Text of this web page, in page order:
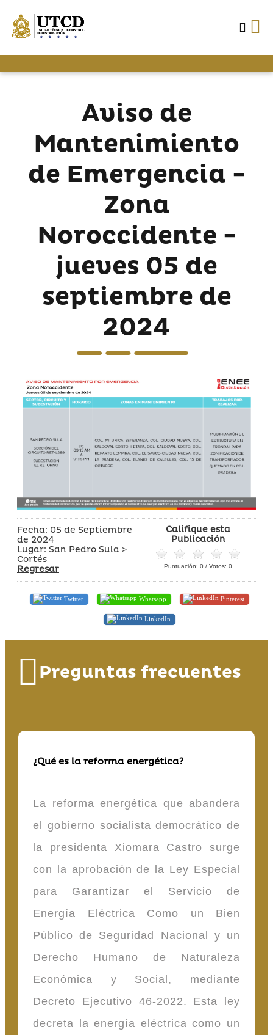
Aviso de
Mantenimiento
de Emergencia -
Zona
Noroccidente -
jueves 05 de
septiembre de
2024
Fecha: 05 de Septiembre
de 2024
Lugar: San Pedro Sula >
Cortés
Regresar
Califique esta
Publicación
Puntuación: 0 / Votos: 0
Twitter Whatsapp Pinterest
LinkedIn
Preguntas frecuentes
¿Qué es la reforma energética?
La reforma energética que abandera
el gobierno socialista democrático de
la presidenta Xiomara Castro surge
con la aprobación de la Ley Especial
para Garantizar el Servicio de
Energía Eléctrica Como un Bien
Público de Seguridad Nacional y un
Derecho Humano de Naturaleza
Económica y Social, mediante
Decreto Ejecutivo 46-2022. Esta ley
decreta la energía eléctrica como un